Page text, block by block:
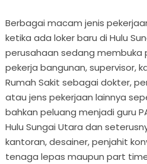
Berbagai macam jenis
ketika ada loker baru di Hulu
perusahaan sedang
pekerja bangunan, supervisor,
Rumah Sakit sebagai dokter,
atau jens pekerjaan lainnya
bahkan peluang menjadi guru
Hulu Sungai Utara dan
kantoran, desainer, penjahit
tenaga lepas maupun part